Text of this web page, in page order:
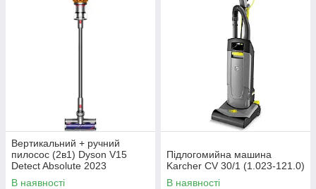
Вертикальний + ручний
пилосос (2в1) Dyson V15
Detect Absolute 2023
Yellow/Nickel (446986-01)
В наявності
Підлогомийна машина
Karcher CV 30/1 (1.023-121.0)
В наявності